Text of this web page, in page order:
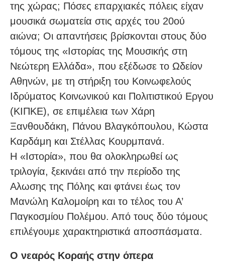
της χώρας; Πόσες επαρχιακές πόλεις είχαν
μουσικά σωματεία στις αρχές του 20ού
αιώνα; Οι απαντήσεις βρίσκονται στους δύο
τόμους της «Ιστορίας της Μουσικής στη
Νεώτερη Ελλάδα», που εξέδωσε το Ωδείον
Αθηνών, με τη στήριξη του Κοινωφελούς
Ιδρύματος Κοινωνικού και Πολιτιστικού Εργου
(ΚΙΠΚΕ), σε επιμέλεια των Χάρη
Ξανθουδάκη, Πάνου Βλαγκόπουλου, Κώστα
Καρδάμη και Στέλλας Κουρμπανά.
Η «Ιστορία», που θα ολοκληρωθεί ως
τριλογία, ξεκινάει από την περίοδο της
Αλωσης της Πόλης και φτάνει έως τον
Μανώλη Καλομοίρη και το τέλος του Α’
Παγκοσμίου Πολέμου. Από τους δύο τόμους
επιλέγουμε χαρακτηριστικά αποσπάσματα.
Ο νεαρός Κοραής στην όπερα